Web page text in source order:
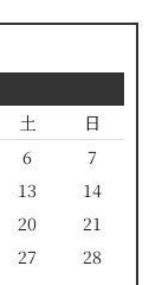
土
日
6
7
13
14
20
21
27
28